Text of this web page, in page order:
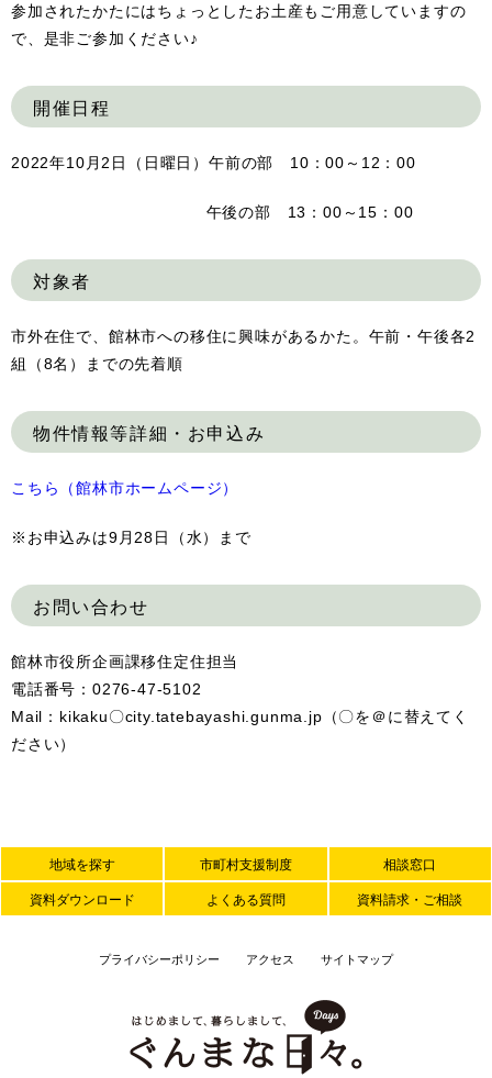
参加されたかたにはちょっとしたお土産もご用意していますの
で、是非ご参加ください♪
開催日程
2022年10月2日（日曜日）午前の部 10：00～12：00
午後の部 13：00～15：00
対象者
市外在住で、館林市への移住に興味があるかた。午前・午後各2
組（8名）までの先着順
物件情報等詳細・お申込み
こちら（館林市ホームページ）
※お申込みは9月28日（水）まで
お問い合わせ
館林市役所企画課移住定住担当
電話番号：0276-47-5102
Mail：kikaku〇city.tatebayashi.gunma.jp（〇を＠に替えてく
ださい）
地域を探す 市町村支援制度 相談窓口
資料ダウンロード よくある質問 資料請求・ご相談
プライバシーポリシー アクセス サイトマップ